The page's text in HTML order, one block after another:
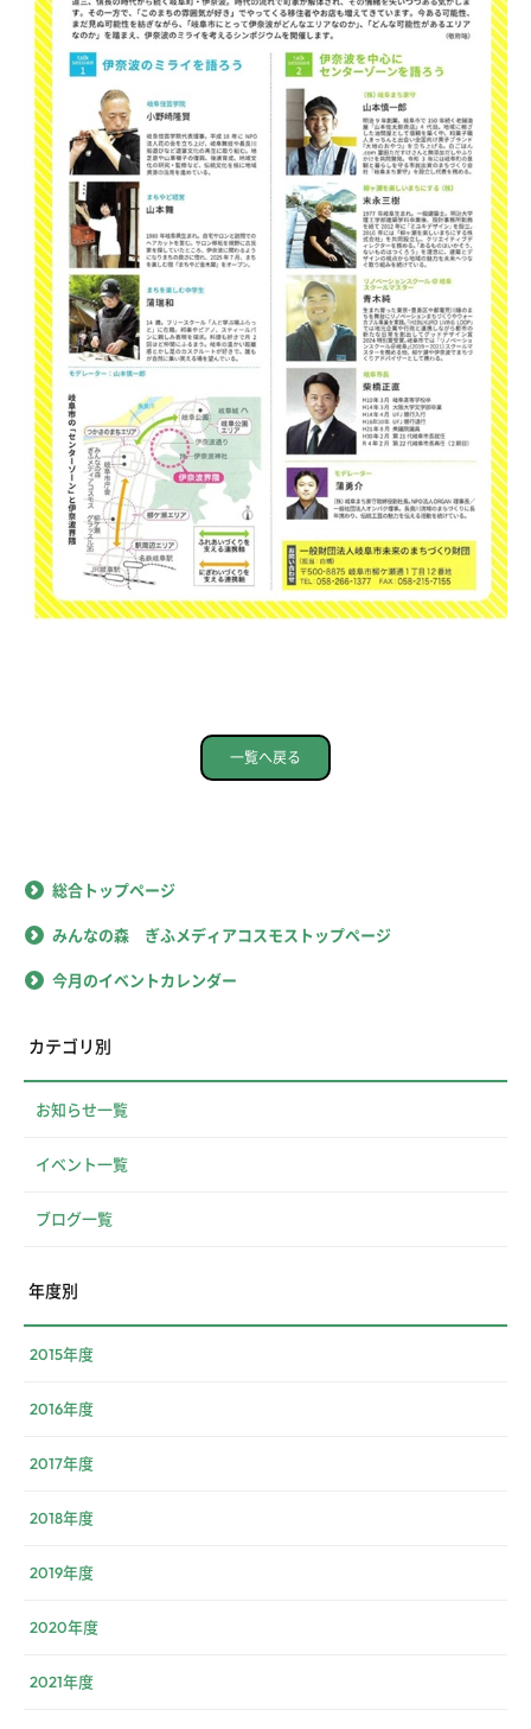
一覧へ戻る
総合トップページ
みんなの森 ぎふメディアコスモストップページ
今月のイベントカレンダー
カテゴリ別
お知らせ一覧
イベント一覧
ブログ一覧
年度別
2015年度
2016年度
2017年度
2018年度
2019年度
2020年度
2021年度